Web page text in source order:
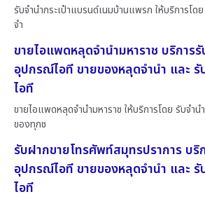
รับจำนำกระเป๋าแบรนด์เนมบ้านแพรก ให้บริการโด
จำ
ขายไอแพดหลุดจำนำมหาราช บริการ
อุปกรณ์ไอที ขายของหลุดจำนำ และ
ไอที
ขายไอแพดหลุดจำนำมหาราช ให้บริการโดย รับจํา
ของทุกช
รับฝากขายโทรศัพท์สมุทรปราการ บริ
อุปกรณ์ไอที ขายของหลุดจำนำ และ
ไอที